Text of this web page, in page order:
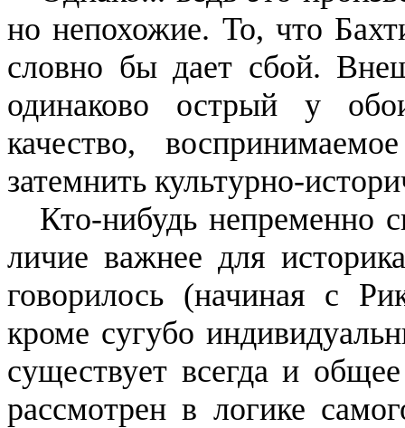
но непохожие. То, что
словно бы дает сбой.
оди­наково острый у
качество,
затемнить культур­но-
Кто-нибудь непременно
личие важнее для
гово­рилось (начиная с
кроме сугубо
сущест­вует всегда и
рассмотрен в логике